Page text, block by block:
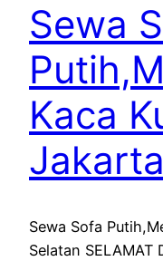
Sewa
Kaca
Sewa Sofa
Selatan SELAMAT